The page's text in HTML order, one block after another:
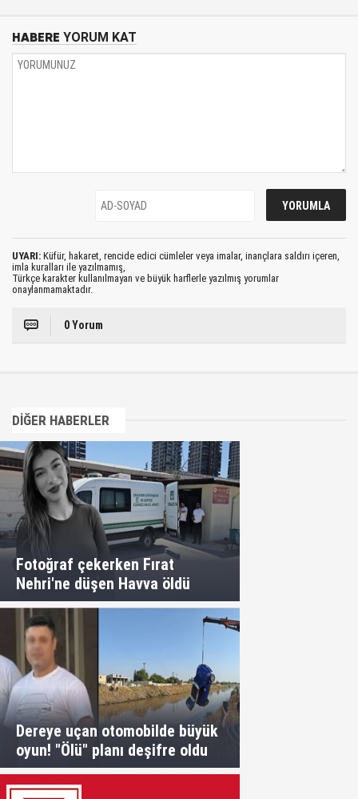
HABERE YORUM KAT
UYARI: Küfür, hakaret, rencide edici cümleler veya imalar, inançlara saldırı içeren,
imla kuralları ile yazılmamış,
Türkçe karakter kullanılmayan ve büyük harflerle yazılmış yorumlar
onaylanmamaktadır.
0 Yorum
DİĞER HABERLER
Fotoğraf çekerken Fırat
Nehri'ne düşen Havva öldü
Dereye uçan otomobilde büyük
oyun! "Ölü" planı deşifre oldu